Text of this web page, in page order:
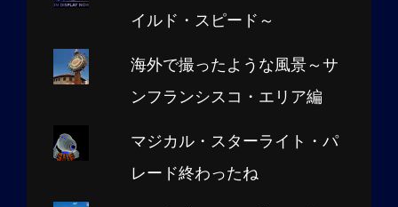
イルド・スピード～
海外で撮ったような風景～サ
ンフランシスコ・エリア編
マジカル・スターライト・パ
レード終わったね